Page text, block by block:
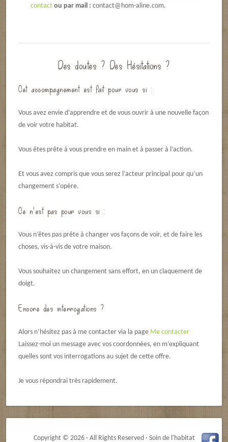
contact ou par mail : contact@hom-aline.com.
Des doutes ? Des Hésitations ?
Cet accompagnement est fait pour vous si :
Vous avez envie d’apprendre et de vous ouvrir à une nouvelle façon
de voir votre habitat.
Vous êtes prête à vous prendre en main et à passer à l’action.
Et vous avez compris que vous serez l’acteur principal pour qu’un
changement s’opère.
Ce n’est pas pour vous si :
Vous n’êtes pas prête à changer vos façons de voir, et de faire les
choses, vis-à-vis de votre maison.
Vous souhaitez un changement sans effort, en un claquement de
doigt.
Encore des interrogations ?
Alors n’hésitez pas à me contacter via la page Me contacter
Laissez-moi un message avec vos coordonnées, en m’expliquant
quelles sont vos interrogations au sujet de cette offre.
Je vous répondrai très rapidement.
Copyright © 2026 · All Rights Reserved · Soin de l'habitat